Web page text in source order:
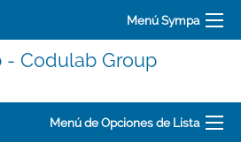
Menú Sympa
- Codulab Group
Menú de Opciones de Lista